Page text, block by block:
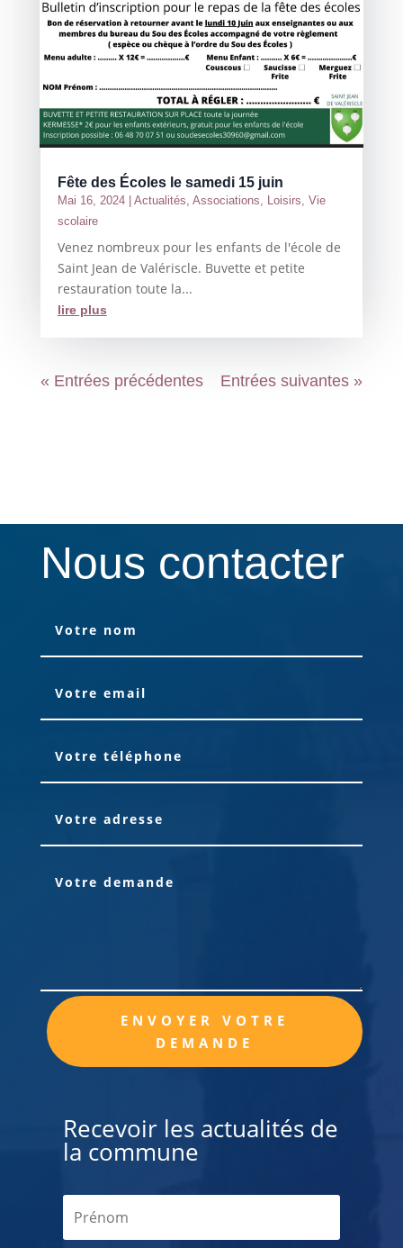
Fête des Écoles le samedi 15 juin
Mai 16, 2024| Actualités Associations Loisirs Vie
scolaire
Venez nombreux pour les enfants de l'école de
Saint Jean de Valériscle. Buvette et petite
restauration toute la...
lire plus
« Entrées précédentes Entrées suivantes »
Nous contacter
ENVOYER VOTRE
DEMANDE
Alternative:
Recevoir les actualités de
la commune